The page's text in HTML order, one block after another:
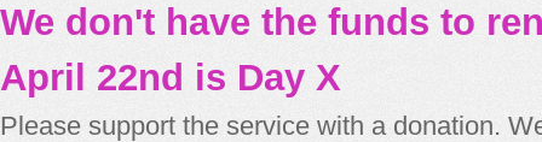
We don't have the funds to
April 22nd is Day X
Please support the service with a donation.